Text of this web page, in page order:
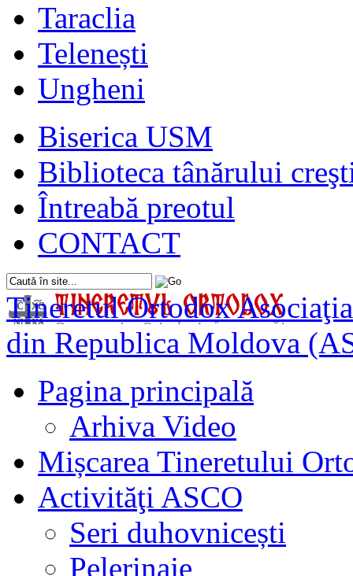
Taraclia
Telenești
Ungheni
Biserica USM
Biblioteca tânărului
Întreabă preotul
CONTACT
Tineretul Ortodox
din Republica Moldova
Pagina principală
Arhiva Video
Mișcarea Tineretului
Activităţi ASCO
Seri duhovnicești
Pelerinaje